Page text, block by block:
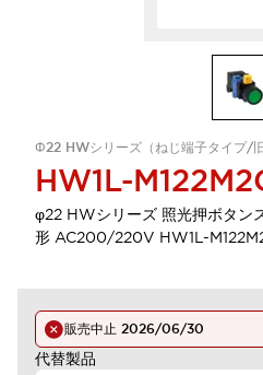
Φ22 HWシリーズ（ねじ端子タイプ/旧
HW1L-
φ22 HWシリーズ 照光押ボタン
形 AC200/220V HW1L-
販売中止 2026/06/30
代替製品